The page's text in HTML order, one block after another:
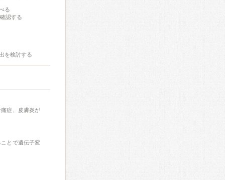
る
認する
を検討する
症、皮膚炎が
とで遺伝子変